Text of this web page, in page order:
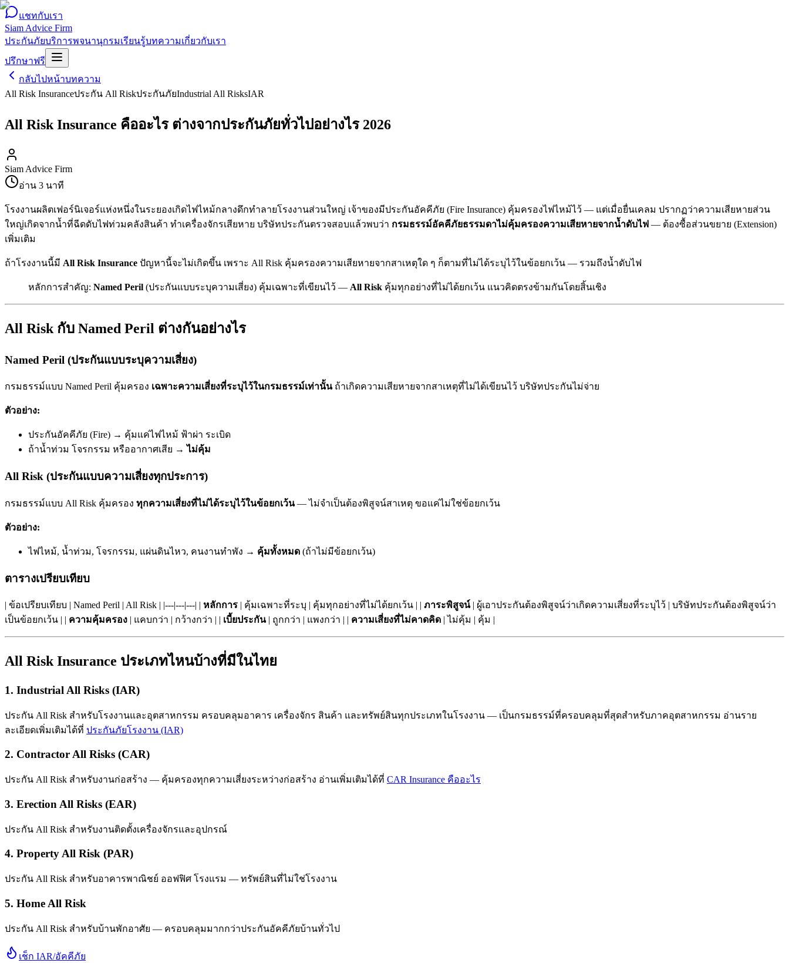
แชทกับเรา
Siam Advice Firm
ประกันภัยบริการพจนานุกรมเรียนรู้บทความเกี่ยวกับเรา
ปรึกษาฟรี
กลับไปหน้าบทความ
All Risk Insuranceประกัน All RiskประกันภัยIndustrial All RisksIAR
All Risk Insurance คืออะไร ต่างจากประกันภัยทั่วไปอย่างไร 2026
Siam Advice Firm
อ่าน 3 นาที
โรงงานผลิตเฟอร์นิเจอร์แห่งหนึ่งในระยองเกิดไฟไหม้กลางดึกทำลายโรงงานส่วนใหญ่ เจ้าของมีประกันอัคคีภัย (Fire Insurance) คุ้มครองไฟไหม้ไว้ — แต่เมื่อยื่นเคลม ปรากฏว่าความเสียหายส่วน
ใหญ่เกิดจากน้ำที่ฉีดดับไฟท่วมคลังสินค้า ทำเครื่องจักรเสียหาย บริษัทประกันตรวจสอบแล้วพบว่า กรมธรรม์อัคคีภัยธรรมดาไม่คุ้มครองความเสียหายจากน้ำดับไฟ — ต้องซื้อส่วนขยาย (Extension)
เพิ่มเติม
ถ้าโรงงานนี้มี All Risk Insurance ปัญหานี้จะไม่เกิดขึ้น เพราะ All Risk คุ้มครองความเสียหายจากสาเหตุใด ๆ ก็ตามที่ไม่ได้ระบุไว้ในข้อยกเว้น — รวมถึงน้ำดับไฟ
หลักการสำคัญ: Named Peril (ประกันแบบระบุความเสี่ยง) คุ้มเฉพาะที่เขียนไว้ — All Risk คุ้มทุกอย่างที่ไม่ได้ยกเว้น แนวคิดตรงข้ามกันโดยสิ้นเชิง
All Risk กับ Named Peril ต่างกันอย่างไร
Named Peril (ประกันแบบระบุความเสี่ยง)
กรมธรรม์แบบ Named Peril คุ้มครอง เฉพาะความเสี่ยงที่ระบุไว้ในกรมธรรม์เท่านั้นถ้าเกิดความเสียหายจากสาเหตุที่ไม่ได้เขียนไว้ บริษัทประกันไม่จ่าย
ตัวอย่าง:
ประกันอัคคีภัย (Fire) → คุ้มแค่ไฟไหม้ ฟ้าผ่า ระเบิด
ถ้าน้ำท่วม โจรกรรม หรืออากาศเสีย →ไม่คุ้ม
All Risk (ประกันแบบความเสี่ยงทุกประการ)
กรมธรรม์แบบ All Risk คุ้มครอง ทุกความเสี่ยงที่ไม่ได้ระบุไว้ในข้อยกเว้น— ไม่จำเป็นต้องพิสูจน์สาเหตุ ขอแค่ไม่ใช่ข้อยกเว้น
ตัวอย่าง:
ไฟไหม้, น้ำท่วม, โจรกรรม, แผ่นดินไหว, คนงานทำพัง → คุ้มทั้งหมด (ถ้าไม่มีข้อยกเว้น)
ตารางเปรียบเทียบ
| ข้อเปรียบเทียบ | Named Peril | All Risk | |---|---|---| | หลักการ | คุ้มเฉพาะที่ระบุ | คุ้มทุกอย่างที่ไม่ได้ยกเว้น | | ภาระพิสูจน์| ผู้เอาประกันต้องพิสูจน์ว่าเกิดความเสี่ยงที่ระบุไว้ | บริษัทประกันต้องพิสูจน์ว่า
เป็นข้อยกเว้น | | ความคุ้มครอง | แคบกว่า | กว้างกว่า | | เบี้ยประกัน| ถูกกว่า | แพงกว่า | | ความเสี่ยงที่ไม่คาดคิด | ไม่คุ้ม | คุ้ม |
All Risk Insurance ประเภทไหนบ้างที่มีในไทย
1. Industrial All Risks (IAR)
ประกัน All Risk สำหรับโรงงานและอุตสาหกรรม ครอบคลุมอาคาร เครื่องจักร สินค้า และทรัพย์สินทุกประเภทในโรงงาน — เป็นกรมธรรม์ที่ครอบคลุมที่สุดสำหรับภาคอุตสาหกรรม อ่านราย
ละเอียดเพิ่มเติมได้ที่ ประกันภัยโรงงาน (IAR)
2. Contractor All Risks (CAR)
ประกัน All Risk สำหรับงานก่อสร้าง — คุ้มครองทุกความเสี่ยงระหว่างก่อสร้าง อ่านเพิ่มเติมได้ที่ CAR Insurance คืออะไร
3. Erection All Risks (EAR)
ประกัน All Risk สำหรับงานติดตั้งเครื่องจักรและอุปกรณ์
4. Property All Risk (PAR)
ประกัน All Risk สำหรับอาคารพาณิชย์ ออฟฟิศ โรงแรม — ทรัพย์สินที่ไม่ใช่โรงงาน
5. Home All Risk
ประกัน All Risk สำหรับบ้านพักอาศัย — ครอบคลุมมากกว่าประกันอัคคีภัยบ้านทั่วไป
เช็ก IAR/อัคคีภัย